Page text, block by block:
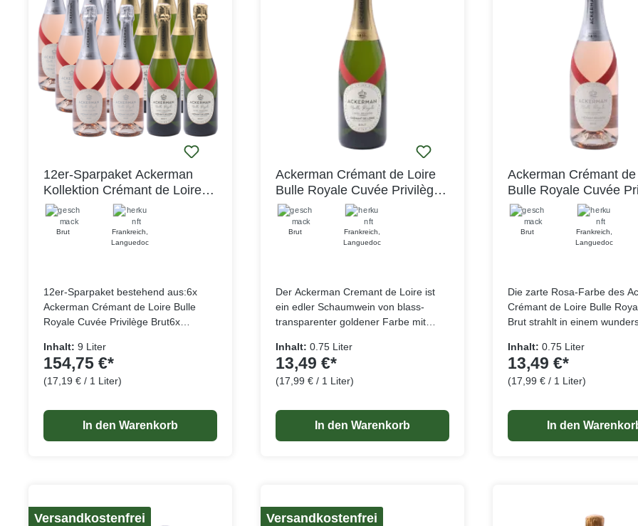
12er-Sparpaket Ackerman
Kollektion Crémant de Loire
Bulle Royale Cuvée Privilège
Brut & Rosé
Brut Frankreich
Languedoc
12er-Sparpaket bestehend aus:6x
Ackerman Crémant de Loire Bulle
Royale Cuvée Privilège Brut6x
Royale Cuvée Privilège Rosé
Ackerman Crémant de Loire Bulle
Royale Cuvée Privilège Brut Der
edler Schaumwein von blass-
transparenter goldener Farbe mit
einem Hauch von smaragdgrünem
Brioche-Noten. Die harmonische
Inhalt: 9 Liter
154,75 €*
(17,19 € / 1 Liter)
In den Warenkorb
Ackerman Crémant de Loire
Bulle Royale Cuvée Privilège
Brut AOP
Brut Frankreich
Languedoc
Der Ackerman Cremant de Loire ist
ein edler Schaumwein von blass-
transparenter goldener Farbe mit
Unterton. Er besticht durch eine
ausdrucksstarke und subtile Mischung
aus exotischen Früchten,
Brioche-Noten. Die harmonische
Struktur zwischen Frucht und Frische
verleiht ihm eine knackige
Inhalt: 0.75 Liter
13,49 €*
(17,99 € / 1 Liter)
In den Warenkorb
Ackerman Crémant
Bulle Royale Cuvée
Rosé Brut AOP
Brut Frankreich
Languedoc
Die zarte Rosa-Farbe des
Crémant de Loire Bulle
Brut strahlt in einem
Früchte wie Himbeeren, rote
Johannisbeeren und
umschmeicheln die Nase und
und Raffinesse. Diese
wird aus sorgfältig
Trauben im Saumur-Sektor
in der Qualität und dem
Inhalt: 0.75 Liter
13,49 €*
(17,99 € / 1 Liter)
In den
Versandkostenfrei Versandkostenfrei